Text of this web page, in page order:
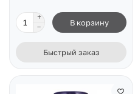
В корзину
Быстрый заказ